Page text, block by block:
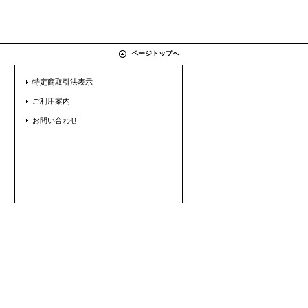
ページトップへ
特定商取引法表示
ご利用案内
お問い合わせ